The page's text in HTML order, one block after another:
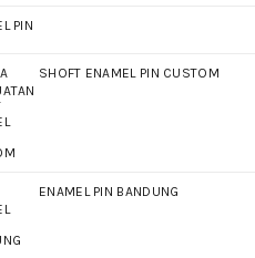
PIN
SHOFT ENAMEL PIN CUSTOM
ENAMEL PIN BANDUNG